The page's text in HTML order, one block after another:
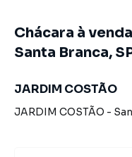
Chácara à
Santa Branca,
JARDIM COSTÃO
JARDIM COSTÃO -